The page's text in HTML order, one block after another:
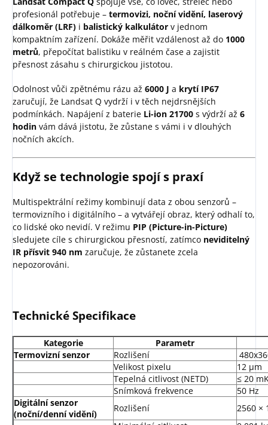
profesionál potřebuje – termovizi, noční vidění, laserový
dálkoměr (LRF) i balistický kalkulátor v jednom
kompaktním zařízení. Dokáže měřit vzdálenost až do 1000
metrů, přepočítat balistiku v reálném čase a zajistit
přesnost zásahu s chirurgickou jistotou.
Odolnost vůči zpětnému rázu až 6000 J a krytí IP67
zaručují, že Landsat Q vydrží i v těch nejdrsnějších
podmínkách. Napájení z baterie Li-ion 21700 s výdrží až 6
hodin vám dává jistotu, že zůstane s vámi i v dlouhých
nočních akcích.
Když se technologie spojí s praxí
Multispektrální režimy kombinují data z obou senzorů –
termovizního i digitálního – a vytvářejí obraz, který odhalí to,
co lidské oko nevidí. V režimu PIP (Picture-in-Picture)
sledujete cíle s chirurgickou přesností, zatímco neviditelný
IR přísvit 940 nm zaručuje, že zůstanete zcela
nepozorováni.
Technické Specifikace
Kategorie
Parametr
Termovizní senzor
Rozlišení
Velikost pixelu
12 μm
Tepelná citlivost (NETD)
≤ 20
Snímková frekvence
50 Hz
Digitální senzor
(noční/denní vidění)
Rozlišení
2560 ×